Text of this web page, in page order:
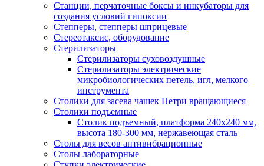
Станции, перчаточные боксы и инкубаторы для
создания условий гипоксии
Степперы, степперы шприцевые
Стереотаксис, оборудование
Стерилизаторы
Стерилизаторы суховоздушные
Стерилизаторы электрические
микробиологических петель, игл, мелкого
инструмента
Столики для засева чашек Петри вращающиеся
Столики подъемные
Столик подъемный, платформа 240х240 мм,
высота 180-300 мм, нержавеющая сталь
Столы для весов антивибрационные
Столы лабораторные